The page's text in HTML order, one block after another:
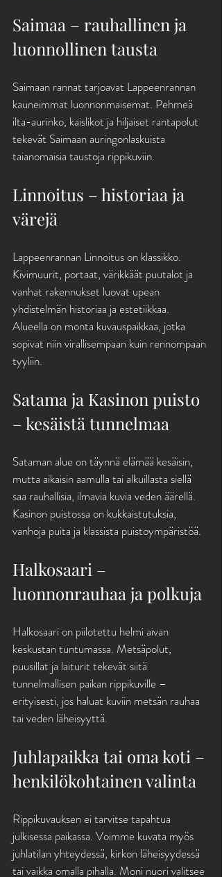
Saimaa – rauhallinen ja
luonnollinen tausta
Saimaan rannat tarjoavat Lappeenrannan
kauneimmat luonnonmaisemat. Pehmeä
ilta-aurinko, kaislikot ja hiljaiset rantapolut
tekevät Saimaan auringonlaskuista
taianomaisia taustoja rippikuviin.
Linnoitus – historiaa ja
värejä
Lappeenrannan Linnoitus on klassikko.
Kivimuurit, portaat, värikkäät puutalot ja
vanhat rakennukset luovat upean
yhdistelmän historiaa ja estetiikkaa.
Alueella on monta kuvauspaikkaa, jotka
sopivat niin virallisempaan kuin rennompaan
tyyliin.
Satama ja Kasinon puisto
– kesäistä tunnelmaa
Sataman alue on täynnä elämää kesäisin,
mutta aikaisin aamulla tai alkuillasta siellä
saa rauhallisia, ilmavia kuvia veden äärellä.
Kasinon puistossa on kukkaistutuksia,
vanhoja puita ja klassista puistoympäristöä.
Halkosaari –
luonnonrauhaa ja polkuja
Halkosaari on piilotettu helmi aivan
keskustan tuntumassa. Metsäpolut,
puusillat ja laiturit tekevät siitä
tunnelmallisen paikan rippikuville –
erityisesti, jos haluat kuviin metsän rauhaa
tai veden läheisyyttä.
Juhlapaikka tai oma koti –
henkilökohtainen valinta
Rippikuvauksen ei tarvitse tapahtua
julkisessa paikassa. Voimme kuvata myös
juhlatilan yhteydessä, kirkon läheisyydessä
tai vaikka omalla pihalla. Moni nuori valitsee